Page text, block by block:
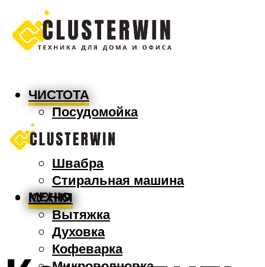
ЧИСТОТА
Посудомойка
Пылесос
Утюг
Швабра
Стиральная машина
КУХНЯ
Вытяжка
Духовка
Кофеварка
МЕНЮ